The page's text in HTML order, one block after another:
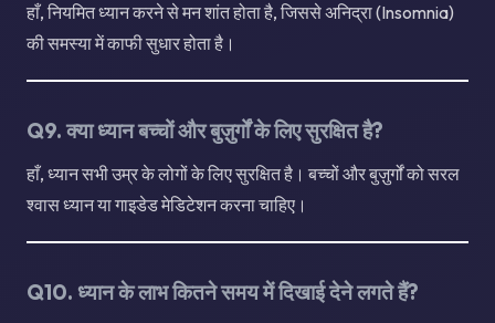
हाँ, नियमित ध्यान करने से मन शांत होता है, जिससे अनिद्रा (Insomnia)
की समस्या में काफी सुधार होता है।
Q9. क्या ध्यान बच्चों और बुज़ुर्गों के लिए सुरक्षित है?
हाँ, ध्यान सभी उम्र के लोगों के लिए सुरक्षित है। बच्चों और बुज़ुर्गों को सरल
श्वास ध्यान या गाइडेड मेडिटेशन करना चाहिए।
Q10. ध्यान के लाभ कितने समय में दिखाई देने लगते हैं?